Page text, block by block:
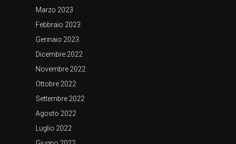
Marzo 2023
Febbraio 2023
Gennaio 2023
Dicembre 2022
Novembre 2022
Ottobre 2022
Settembre 2022
Agosto 2022
Luglio 2022